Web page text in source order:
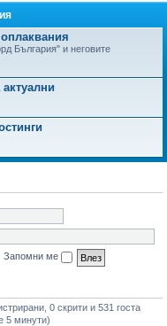
България" и неговите
Запомни ме
0 скрити и 531 госта
5 минути)